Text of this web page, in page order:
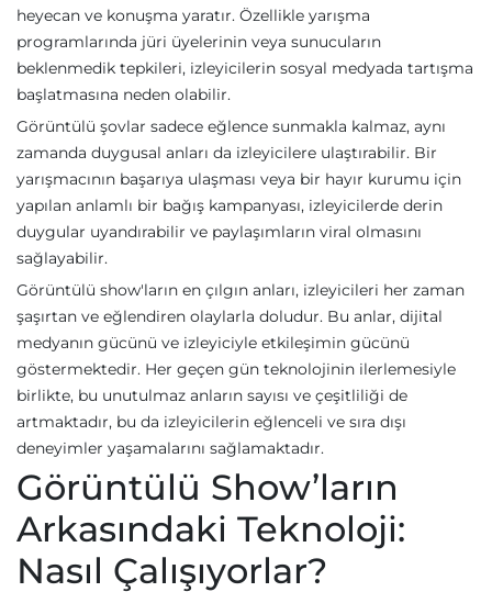
heyecan ve konuşma yaratır. Özellikle yarışma
programlarında jüri üyelerinin veya sunucuların
beklenmedik tepkileri, izleyicilerin sosyal medyada tartışma
başlatmasına neden olabilir.
Görüntülü şovlar sadece eğlence sunmakla kalmaz, aynı
zamanda duygusal anları da izleyicilere ulaştırabilir. Bir
yarışmacının başarıya ulaşması veya bir hayır kurumu için
yapılan anlamlı bir bağış kampanyası, izleyicilerde derin
duygular uyandırabilir ve paylaşımların viral olmasını
sağlayabilir.
Görüntülü show'ların en çılgın anları, izleyicileri her zaman
şaşırtan ve eğlendiren olaylarla doludur. Bu anlar, dijital
medyanın gücünü ve izleyiciyle etkileşimin gücünü
göstermektedir. Her geçen gün teknolojinin ilerlemesiyle
birlikte, bu unutulmaz anların sayısı ve çeşitliliği de
artmaktadır, bu da izleyicilerin eğlenceli ve sıra dışı
deneyimler yaşamalarını sağlamaktadır.
Görüntülü Show’ların
Arkasındaki Teknoloji:
Nasıl Çalışıyorlar?